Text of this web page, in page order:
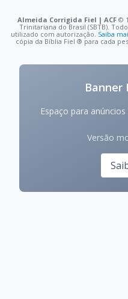
Almeida Corrigida Fiel | ACF©️
Trinitariana do Brasil (SBTB).
utilizado com autorização. Saiba
cópia da Bíblia Fiel ®️ para cada
Banner
Espaço para
Versão